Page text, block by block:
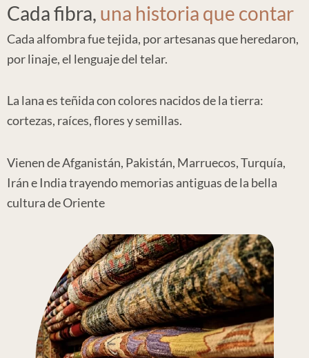
Cada fibra, una historia que contar
Cada alfombra fue tejida, por artesanas que heredaron,
por linaje, el lenguaje del telar.
La lana es teñida con colores nacidos de la tierra:
cortezas, raíces, flores y semillas.
Vienen de Afganistán, Pakistán, Marruecos, Turquía,
Irán e India trayendo memorias antiguas de la bella
cultura de Oriente